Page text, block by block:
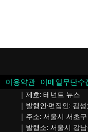
이용약관 이메일무단수
| 제호: 테넌트 뉴스
| 발행인·편집인: 김
| 주소: 서울시 서초
| 발행소: 서울시 강